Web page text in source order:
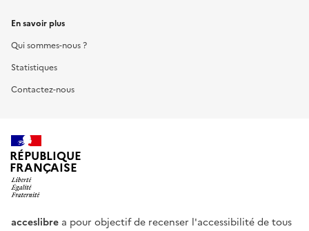
En savoir plus
Qui sommes-nous ?
Statistiques
Contactez-nous
RÉPUBLIQUE
FRANÇAISE
acceslibre a pour objectif de recenser l'accessibilité de tous